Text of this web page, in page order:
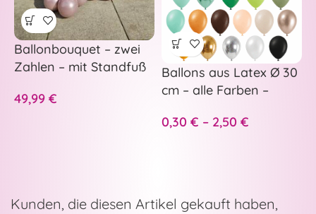
Ballonbouquet – zwei
Zahlen – mit Standfuß
49,99 €
Ballons aus Latex Ø 30
cm – alle Farben –
0,30 € – 2,50 €
Kunden, die diesen Artikel gekauft haben,